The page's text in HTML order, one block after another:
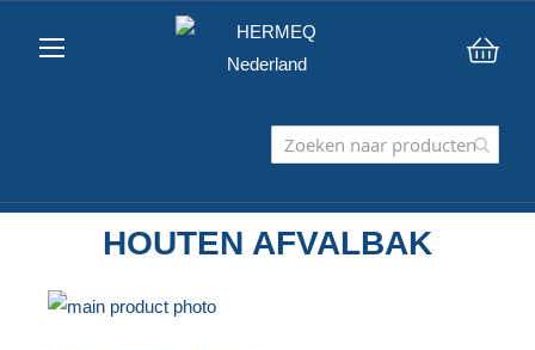
HOUTEN AFVALBAK
Ga